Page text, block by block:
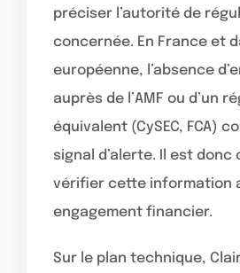
préciser l’autorité de
concernée. En France et
européenne, l’absence
auprès de l’AMF ou d’un
équivalent (CySEC, FCA)
signal d’alerte. Il est donc
vérifier cette information
engagement financier.
Sur le plan technique,